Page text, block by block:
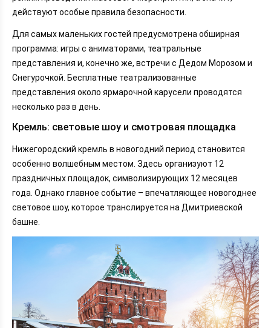
действуют особые правила безопасности.
Для самых маленьких гостей предусмотрена обширная
программа: игры с аниматорами, театральные
представления и, конечно же, встречи с Дедом Морозом и
Снегурочкой. Бесплатные театрализованные
представления около ярмарочной карусели проводятся
несколько раз в день.
Кремль: световые шоу и смотровая площадка
Нижегородский кремль в новогодний период становится
особенно волшебным местом. Здесь организуют 12
праздничных площадок, символизирующих 12 месяцев
года. Однако главное событие – впечатляющее новогоднее
световое шоу, которое транслируется на Дмитриевской
башне.